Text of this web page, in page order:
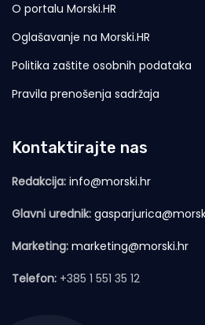
O portalu Morski.HR
Oglašavanje na Morski.HR
Politika zaštite osobnih podataka
Pravila prenošenja sadržaja
Kontaktirajte nas
Redakcija: info@morski.hr
Glavni urednik:
Marketing: marketing@morski.hr
Telefon: +385 1 551 35 12